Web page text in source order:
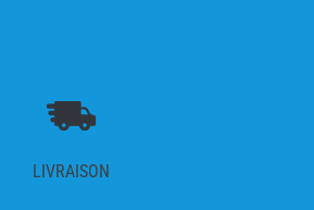
LIVRAISON